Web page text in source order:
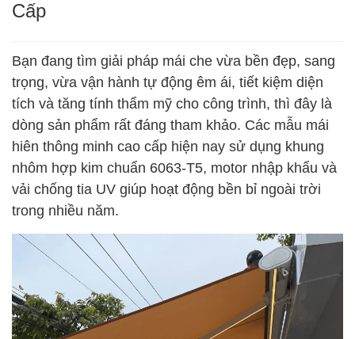
Cấp
Bạn đang tìm giải pháp mái che vừa bền đẹp, sang
trọng, vừa vận hành tự động êm ái, tiết kiệm diện
tích và tăng tính thẩm mỹ cho công trình, thì đây là
dòng sản phẩm rất đáng tham khảo. Các mẫu mái
hiên thông minh cao cấp hiện nay sử dụng khung
nhôm hợp kim chuẩn 6063-T5, motor nhập khẩu và
vải chống tia UV giúp hoạt động bền bỉ ngoài trời
trong nhiều năm.